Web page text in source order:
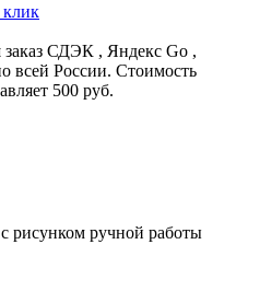
СДЭК , Яндекс Go ,
всей России. Стоимость
500 руб.
рисунком ручной работы